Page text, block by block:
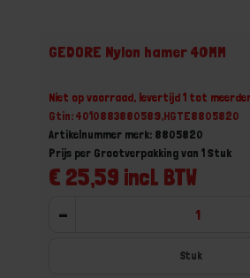
GEDORE Nylon hamer 40MM
Niet op voorraad, levertijd 1 tot
Gtin: 4010883880589,HGTE8805820
Artikelnummer merk: 8805820
€ 25,59 incl. BTW
Prijs per Grootverpakking van 1 Stuk
-